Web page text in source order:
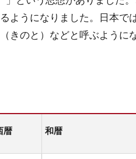
ようになりました。日本で
のと）などと呼ぶように
暦 和暦